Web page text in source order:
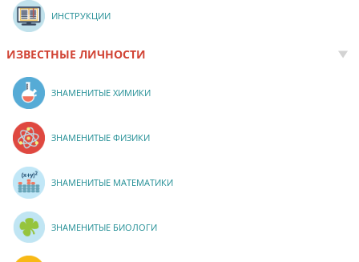
ИНСТРУКЦИИ
ИЗВЕСТНЫЕ ЛИЧНОСТИ
ЗНАМЕНИТЫЕ ХИМИКИ
ЗНАМЕНИТЫЕ ФИЗИКИ
ЗНАМЕНИТЫЕ МАТЕМАТИКИ
ЗНАМЕНИТЫЕ БИОЛОГИ